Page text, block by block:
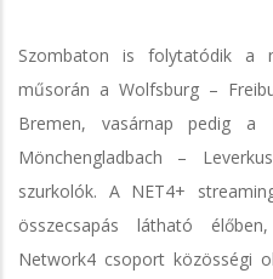
Szombaton is folytatódik a
műsorán a Wolfsburg –
Bremen, vasárnap pedig
Mönchengladbach –
szurkolók. A NET4+
összecsapás látható
Network4 csoport közösségi